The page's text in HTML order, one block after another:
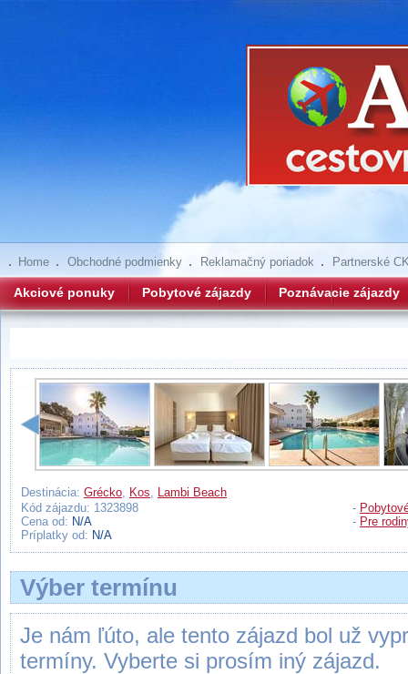
Home Obchodné podmienky Reklamačný poriadok Partnerské
Akciové ponuky Pobytové zájazdy Poznávacie zájazdy
Destinácia: Grécko, Kos, Lambi Beach
Kód zájazdu: 1323898
Cena od: N/A
Príplatky od: N/A
-
- Pre
Výber termínu
Je nám ľúto, ale tento zájazd bol už
termíny. Vyberte si prosím iný zájazd.